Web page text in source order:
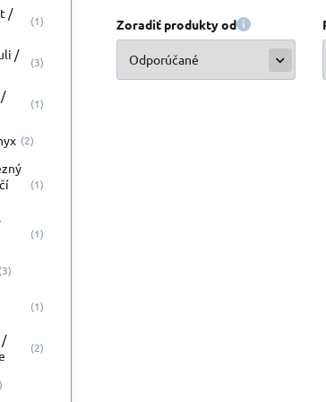
Zoradiť produkty od
Kyvadlo z
/
(1)
/
(3)
(1)
(2)
(1)
(1)
(3)
(1)
/
(2)